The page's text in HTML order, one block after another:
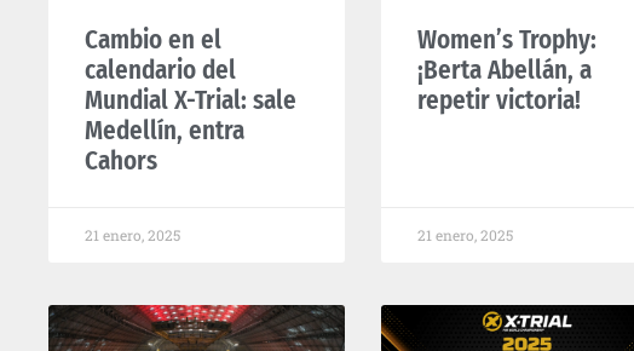
Cambio en el
calendario del
Mundial X-Trial: sale
Medellín, entra
Cahors
21 enero, 2025
Women’s Trophy:
¡Berta Abellán, a
repetir victoria!
21 enero, 2025